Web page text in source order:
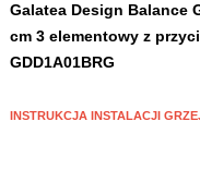
Galatea Design Balance
cm 3 elementowy z
GDD1A01BRG
INSTRUKCJA INSTALACJI